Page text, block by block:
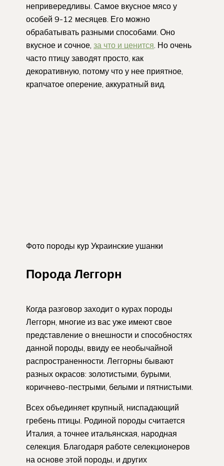
непривередливы. Самое вкусное мясо у
особей 9-12 месяцев. Его можно
обрабатывать разными способами. Оно
вкусное и сочное, за что и ценится . Но очень
часто птицу заводят просто, как
декоративную, потому что у нее приятное,
крапчатое оперение, аккуратный вид.
Фото породы кур Украинские ушанки
Порода Леггорн
Когда разговор заходит о курах породы
Леггорн, многие из вас уже имеют свое
представление о внешности и способностях
данной породы, ввиду ее необычайной
распространенности. Леггорны бывают
разных окрасов: золотистыми, бурыми,
коричнево-пестрыми, белыми и пятнистыми.
Всех объединяет крупный, ниспадающий
гребень птицы. Родиной породы считается
Италия, а точнее итальянская, народная
селекция. Благодаря работе селекционеров
на основе этой породы, и других